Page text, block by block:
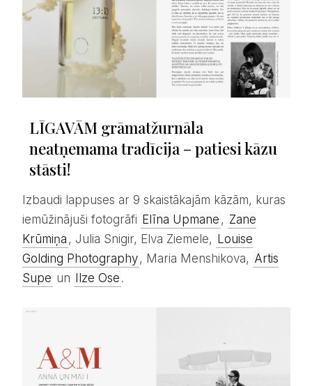
LĪGAVĀM grāmatžurnāla
neatņemama tradīcija – patiesi kāzu
stāsti!
Izbaudi lappuses ar 9 skaistākajām kāzām, kuras
iemūžinājuši fotogrāfi Elīna Upmane , Zane
Krūmiņa , Julia Snigir, Elva Ziemele, Louise
Golding Photography, Maria Menshikova, Artis
Supe un Ilze Ose .